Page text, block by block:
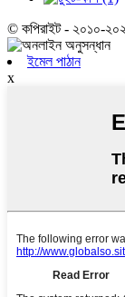
© কপিরাইট - ২০১০-
ইমেল পাঠান
x